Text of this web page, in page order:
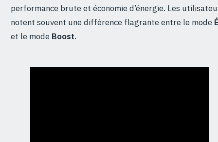
performance brute et économie d’énergie. Les
notent souvent une différence flagrante entre le mode
et le mode Boost.